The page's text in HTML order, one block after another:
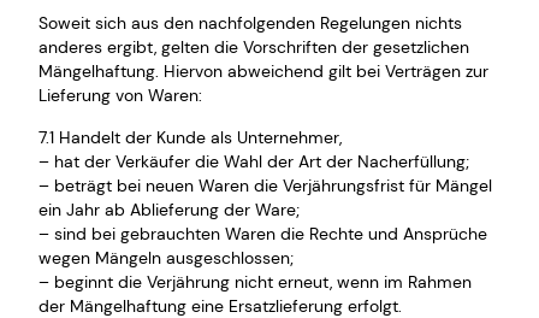
Soweit sich aus den nachfolgenden Regelungen nichts
anderes ergibt, gelten die Vorschriften der gesetzlichen
Mängelhaftung. Hiervon abweichend gilt bei Verträgen zur
Lieferung von Waren:
7.1 Handelt der Kunde als Unternehmer,
– hat der Verkäufer die Wahl der Art der Nacherfüllung;
– beträgt bei neuen Waren die Verjährungsfrist für Mängel
ein Jahr ab Ablieferung der Ware;
– sind bei gebrauchten Waren die Rechte und Ansprüche
wegen Mängeln ausgeschlossen;
– beginnt die Verjährung nicht erneut, wenn im Rahmen
der Mängelhaftung eine Ersatzlieferung erfolgt.